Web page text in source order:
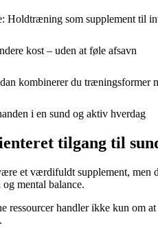
Holdtræning som supplement til
kost – uden at føle afsavn
kombinerer du træningsformer
i en sund og aktiv hverdag
tilgang til
et værdifuldt supplement, men
mental balance.
ressourcer handler ikke kun om